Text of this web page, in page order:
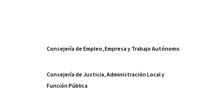
Consejería de Empleo, Empresa y Trabajo Autónomo
Consejería de Justicia, Administración Local y
Función Pública